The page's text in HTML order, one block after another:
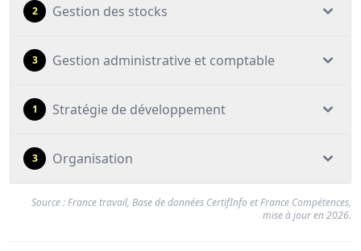
2 Gestion des stocks
3 Gestion administrative et comptable
1 Stratégie de développement
3 Organisation
Source : France travail, Base de données CertifInfo et France Compétences,
mise à jour en 2026.